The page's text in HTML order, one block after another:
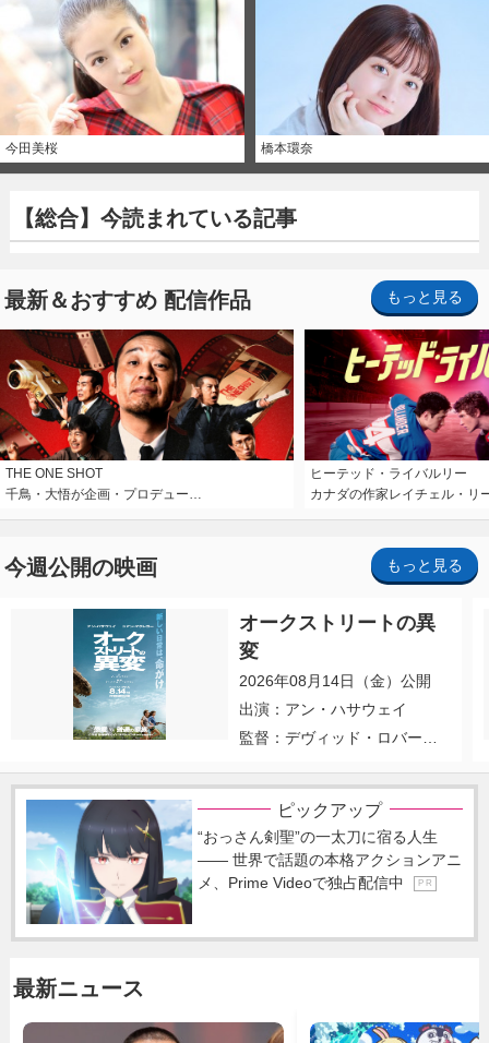
今田美桜 橋本環奈
【総合】今読まれている記事
最新＆おすすめ 配信作品 もっと見る
THE ONE SHOT
千鳥・大悟が企画・プロデュー…
ヒーテッド・ライバルリー
カナダの作家レイチェル・リ
今週公開の映画 もっと見る
オークストリートの異
変
2026年08月14日（金）公開
出演：アン・ハサウェイ
監督：デヴィッド・ロバー
ピックアップ
“おっさん剣聖”の一太刀に宿る人生
―― 世界で話題の本格アクションアニ
メ、Prime Videoで独占配信中
P R
最新ニュース